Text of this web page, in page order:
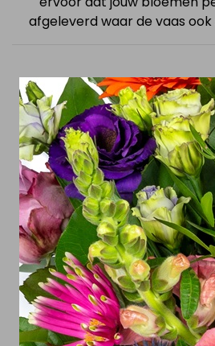
afgeleverd waar de vaas